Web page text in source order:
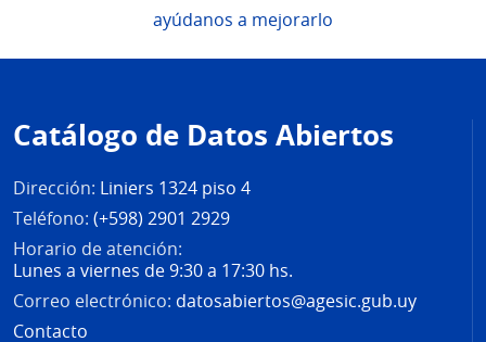
ayúdanos a mejorarlo
de
página
Catálogo de Datos Abiertos
Dirección: Liniers 1324 piso 4
Teléfono: (+598) 2901 2929
Horario de atención:
Lunes a viernes de 9:30 a 17:30 hs.
Correo electrónico: datosabiertos@agesic.gub.uy
Contacto